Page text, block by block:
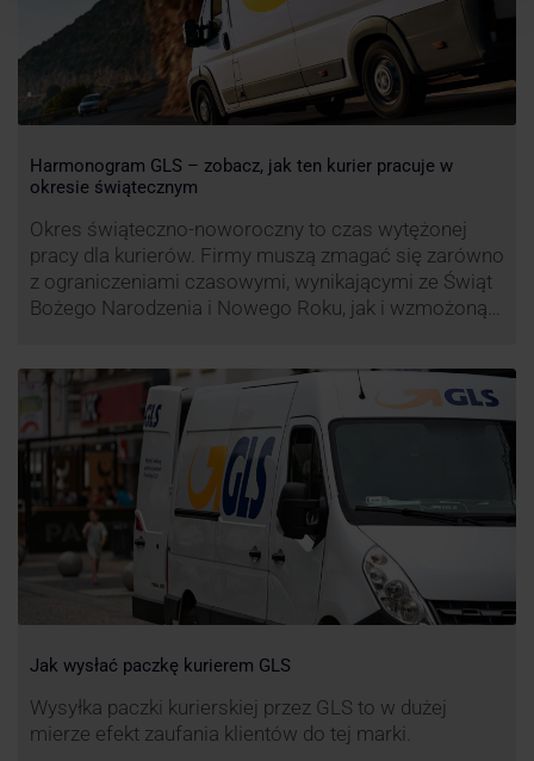
Harmonogram GLS – zobacz, jak ten kurier pracuje w
okresie świątecznym
Okres świąteczno-noworoczny to czas wytężonej
pracy dla kurierów. Firmy muszą zmagać się zarówno
z ograniczeniami czasowymi, wynikającymi ze Świąt
Bożego Narodzenia i Nowego Roku, jak i wzmożoną
firm. Zobacz harmonogram GLS na czas świąteczny!
Jak wysłać paczkę kurierem GLS
Wysyłka paczki kurierskiej przez GLS to w dużej
mierze efekt zaufania klientów do tej marki.